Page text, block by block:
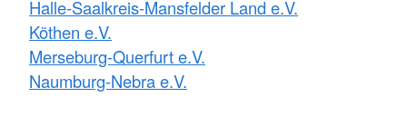
Halle-Saalkreis-Mansfelder Land e.V.
Köthen e.V.
Merseburg-Querfurt e.V.
Naumburg-Nebra e.V.